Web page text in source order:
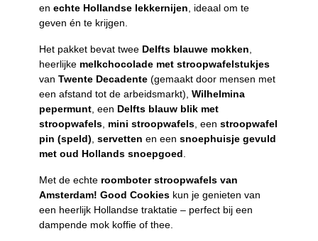
en echte Hollandse lekkernijen, ideaal om te
geven én te krijgen.
Het pakket bevat twee Delfts blauwe mokken,
heerlijke melkchocolade met stroopwafelstukjes
van Twente Decadente (gemaakt door mensen met
een afstand tot de arbeidsmarkt), Wilhelmina
pepermunt, een Delfts blauw blik met
stroopwafels, mini stroopwafels, een stroopwafel
pin (speld), servetten en een snoephuisje gevuld
met oud Hollands snoepgoed.
Met de echte roomboter stroopwafels van
Amsterdam! Good Cookies kun je genieten van
een heerlijk Hollandse traktatie – perfect bij een
dampende mok koffie of thee.